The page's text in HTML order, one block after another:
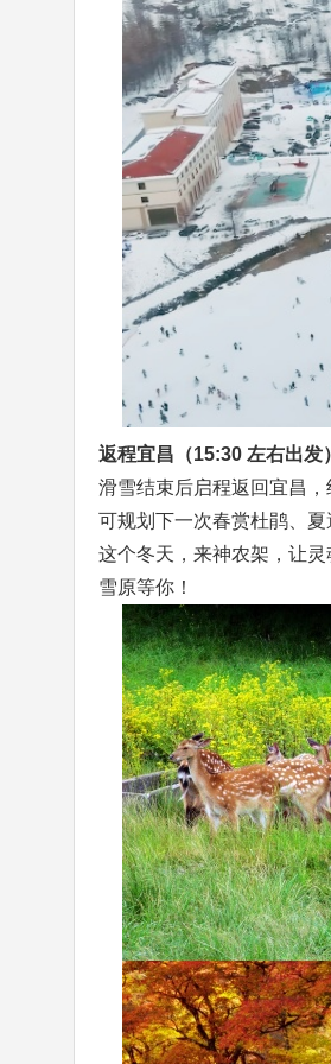
返程宜昌（15:30 左右出发
滑雪结束后启程返回宜昌
可规划下一次春赏杜鹃、夏
这个冬天，来神农架，让
雪原等你！